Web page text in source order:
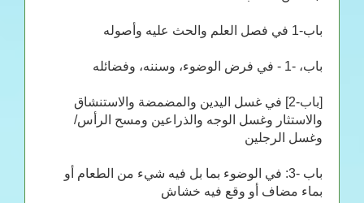
باب-1 في فصل العلم والحث عليه وأصوله
باب، -1 - في فرض الوضوء، وسننه، وفضائله
[باب-2] في غسل اليدين والمضمضة والاستنشاق
والاستثار وغسل الوجه والذراعين ومسح الرأس/
وغسل الرجلين
باب -3: في الوضوء بما بل فيه شيء من الطعام أو
بماء مضاف أو وقع فيه خشاش